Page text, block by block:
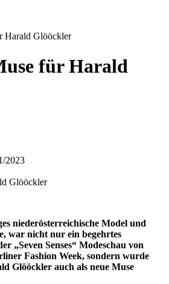
Harald Glööckler
für Harald
2023
Glööckler
niederösterreichische Model und
war nicht nur ein begehrtes
„Seven Senses“ Modeschau von
Fashion Week, sondern wurde
Glööckler auch als neue Muse